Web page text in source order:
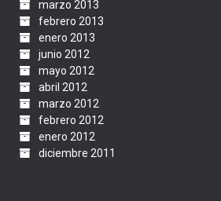
marzo 2013
febrero 2013
enero 2013
junio 2012
mayo 2012
abril 2012
marzo 2012
febrero 2012
enero 2012
diciembre 2011